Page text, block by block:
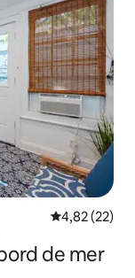
Évaluation
4,82 (22)
de mer